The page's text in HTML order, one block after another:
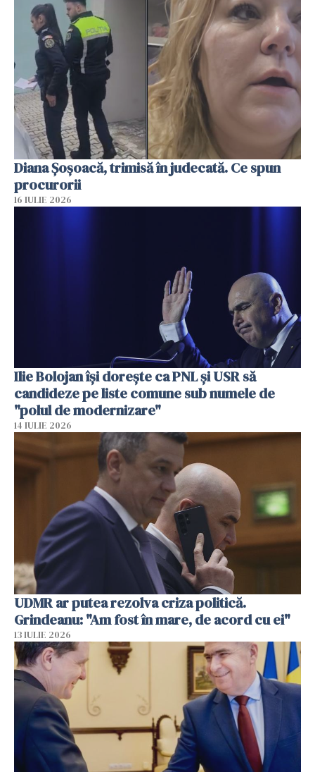
Diana Șoșoacă, trimisă în judecată. Ce spun
procurorii
16 IULIE 2026
Ilie Bolojan își dorește ca PNL și USR să
candideze pe liste comune sub numele de
"polul de modernizare"
14 IULIE 2026
UDMR ar putea rezolva criza politică.
Grindeanu: "Am fost în mare, de acord cu ei"
13 IULIE 2026